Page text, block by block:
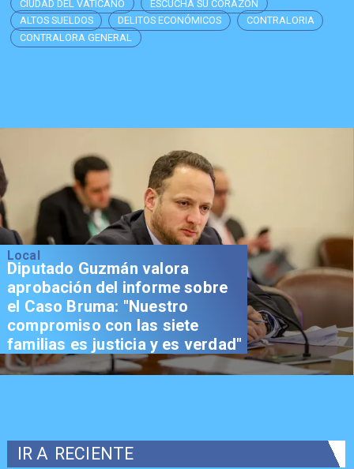
CIUDAD DEL VATICANO
ESCUCHA SU CORAZÓN
ALTOS SUELDOS
DELITOS ECONÓMICOS
CONTRALORIA
CONTRALORA GENERAL
Local
Diputado Guzmán valora
aprobación del informe sobre
el Caso Bruma: "Nuestro
compromiso con las siete
familias es justicia y es verdad"
IR A RECIENTE